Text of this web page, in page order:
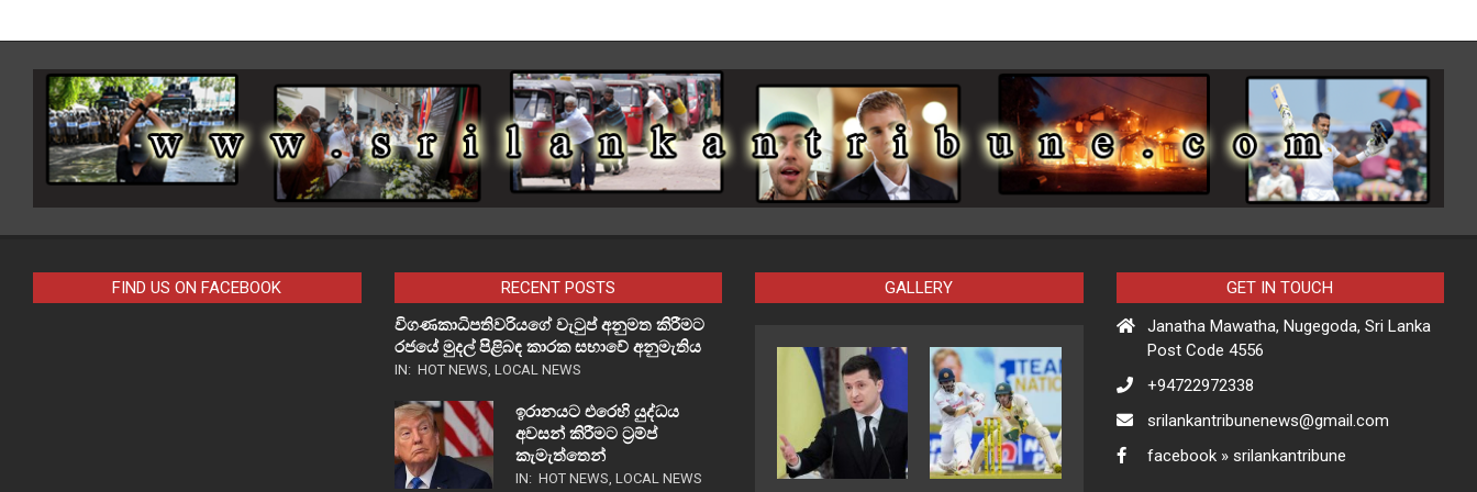
FIND US ON FACEBOOK
RECENT POSTS
විගණකාධිපතිවරියගේ වැටුප් අනුමත කිරීමට
රජයේ මුදල් පිළිබඳ කාරක සභාවේ අනුමැතිය
IN: HOT NEWS, LOCAL NEWS
ඉරානයට එරෙහි යුද්ධය
අවසන් කිරීමට ට්‍රම්ප්
කැමැත්තෙන්
IN: HOT NEWS, LOCAL NEWS
GALLERY
GET IN TOUCH
Janatha Mawatha, Nugegoda, Sri Lanka
Post Code 4556
+94722972338
srilankantribunenews@gmail.com
facebook » srilankantribune